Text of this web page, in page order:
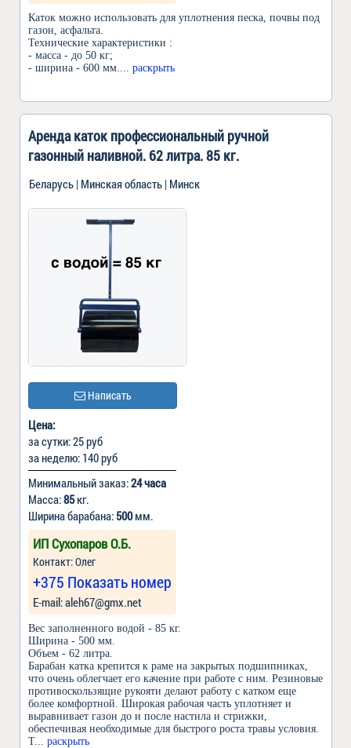
Каток можно использовать для уплотнения песка, почвы под
газон, асфальта.
Технические характеристики :
- масса - до 50 кг;
- ширина - 600 мм.
... раскрыть
Аренда каток профессиональный ручной
газонный наливной. 62 литра. 85 кг.
Беларусь | Минская область | Минск
Написать
Цена:
за сутки: 25 руб
за неделю: 140 руб
Минимальный заказ:24 часа
Масса:85кг.
Ширина барабана: 500мм.
ИП Сухопаров О.Б.
Контакт: Олег
+375 Показать номер
Е-mail: aleh67@gmx.net
Вес заполненного водой - 85 кг.
Ширина - 500 мм.
Объем - 62 литра.
Барабан катка крепится к раме на закрытых подшипниках,
что очень облегчает его качение при работе с ним. Резиновые
противоскользящие рукояти делают работу с катком еще
более комфортной. Широкая рабочая часть уплотняет и
выравнивает газон до и после настила и стрижки,
обеспечивая необходимые для быстрого роста травы условия.
Т... раскрыть